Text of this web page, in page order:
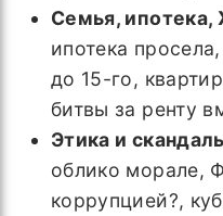
Семья,
ипотека
до 15-го,
битвы за ренту
Этика и
облико морале,
коррупцией?,